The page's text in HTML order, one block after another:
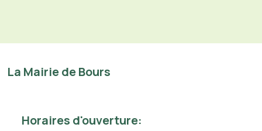
La Mairie de Bours
Horaires d'ouverture: